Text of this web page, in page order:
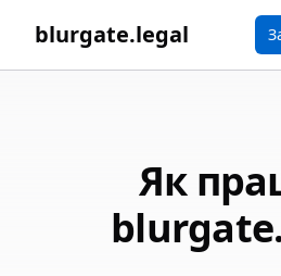
blurgate.legal
Як